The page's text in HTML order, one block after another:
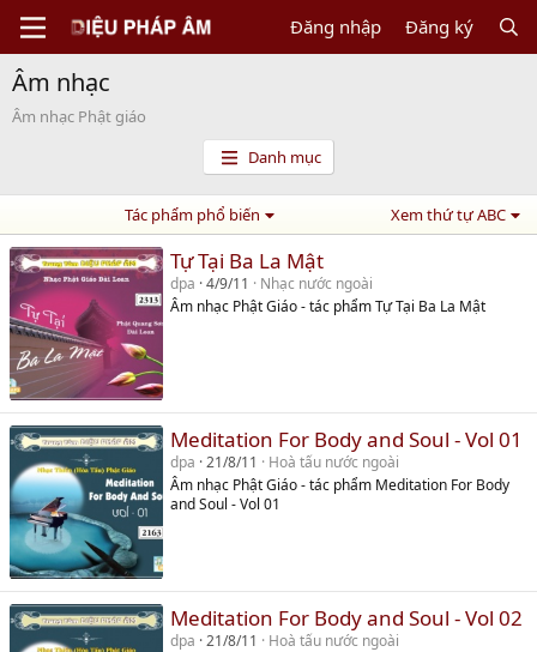
Đăng nhập Đăng ký
Âm nhạc
Âm nhạc Phật giáo
Danh mục
Tác phẩm phổ biến Xem thứ tự ABC
Tự Tại Ba La Mật
dpa 4/9/11
Nhạc nước ngoài
Âm nhạc Phật Giáo - tác phẩm Tự Tại Ba La Mật
Meditation For Body and Soul - Vol 01
dpa 21/8/11
Hoà tấu nước ngoài
Âm nhạc Phật Giáo - tác phẩm Meditation For Body
and Soul - Vol 01
Meditation For Body and Soul - Vol 02
dpa 21/8/11
Hoà tấu nước ngoài